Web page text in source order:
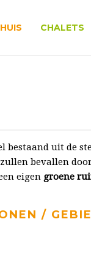
CHALETS
bestaand uit de
bevallen
eigen groene
/